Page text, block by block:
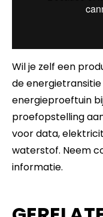
Wil je zelf een
de
energieproeftuin
proefopstelling
voor data,
waterstof. Neem
informatie.